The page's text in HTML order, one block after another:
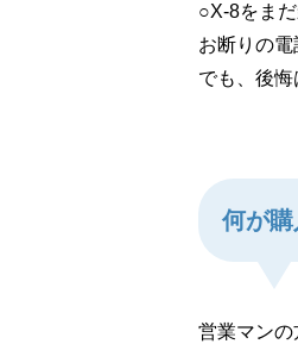
○X-8をま
お断りの
でも、後悔
何が
営業マンの